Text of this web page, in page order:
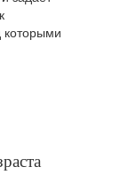
которыми